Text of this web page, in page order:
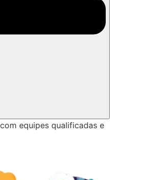
equipes qualificadas e